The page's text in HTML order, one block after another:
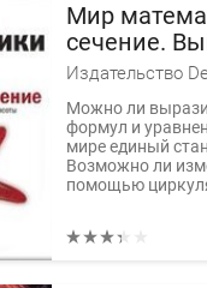
Мир
сечение.
Издательство
Можно ли
формул и
мире единый
Возможно ли
помощью